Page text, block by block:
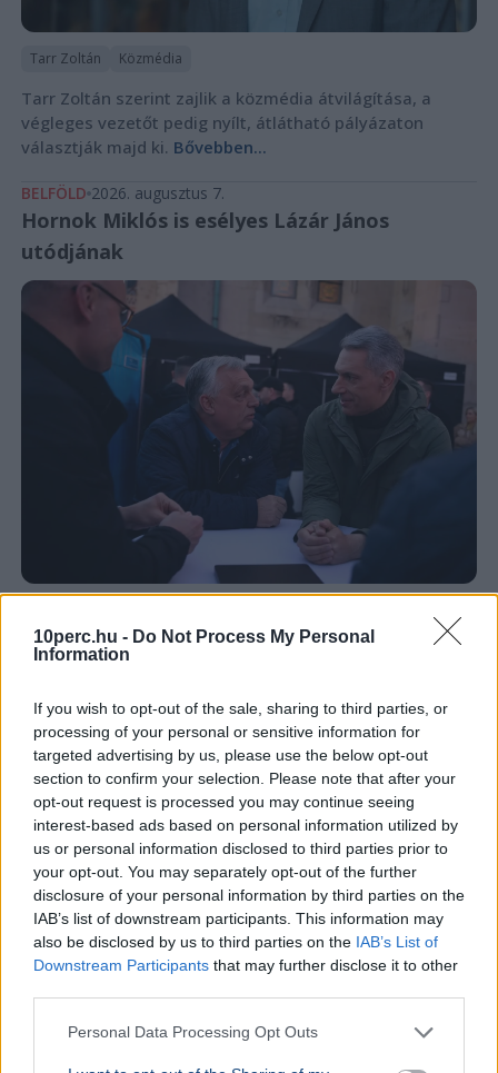
10perc.hu - Do Not Process My Personal
Information
If you wish to opt-out of the sale, sharing to third parties, or
processing of your personal or sensitive information for
targeted advertising by us, please use the below opt-out
section to confirm your selection. Please note that after your
opt-out request is processed you may continue seeing
interest-based ads based on personal information utilized by
us or personal information disclosed to third parties prior to
your opt-out. You may separately opt-out of the further
disclosure of your personal information by third parties on the
IAB’s list of downstream participants. This information may
also be disclosed by us to third parties on the IAB’s List of
Downstream Participants that may further disclose it to other
Personal Data Processing Opt Outs
Tarr Zoltán Közmédia
Tarr Zoltán szerint zajlik a közmédia átvilágítása, a
végleges vezetőt pedig nyílt, átlátható pályázaton
választják majd ki. Bővebben...
BELFÖLD 2026. augusztus 7.
Hornok Miklós is esélyes Lázár János
utódjának
Négy jelölt közül választhat a Magyar Tenisz Szövetség
lemondása után.
Bővebben...
BELFÖLD 2026. augusztus 7.
Pósfai Gábor: közel 900 egykori rendőr térne
vissza a testülethez